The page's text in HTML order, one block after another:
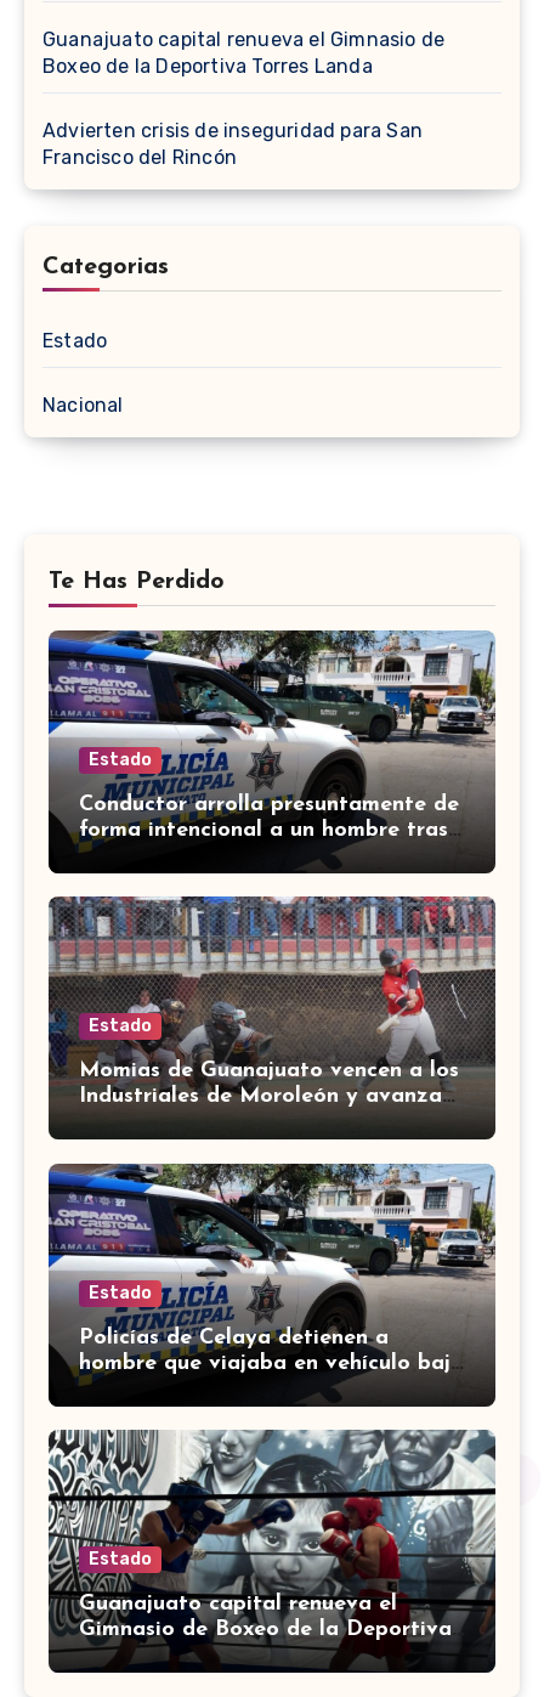
Guanajuato capital renueva el Gimnasio de
Boxeo de la Deportiva Torres Landa
Advierten crisis de inseguridad para San
Francisco del Rincón
Categorias
Estado
Nacional
Te Has Perdido
Estado
Conductor arrolla presuntamente de
forma intencional a un hombre tras
una riña en Celaya
Estado
Momias de Guanajuato vencen a los
Industriales de Moroleón y avanzan
a la final estatal de béisbol
Estado
Policías de Celaya detienen a
hombre que viajaba en vehículo bajo
investigación
Estado
Guanajuato capital renueva el
Gimnasio de Boxeo de la Deportiva
Torres Landa